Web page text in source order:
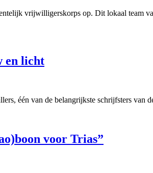
vrijwilligerskorps op. Dit lokaal team
en licht
één van de belangrijkste schrijfsters van
voor Trias”